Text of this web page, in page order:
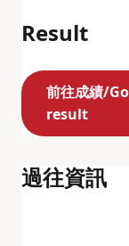
Result
前往成績/
result
過往資訊